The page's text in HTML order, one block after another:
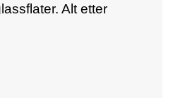
Alt etter